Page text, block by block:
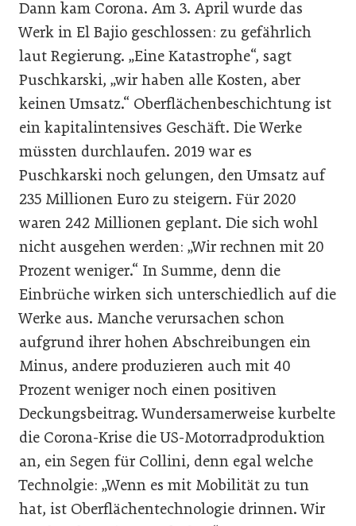
Dann kam Corona. Am 3. April wurde das
Werk in El Bajio geschlossen: zu gefährlich
laut Regierung. „Eine Katastrophe“, sagt
Puschkarski, „wir haben alle Kosten, aber
keinen Umsatz.“ Oberflächenbeschichtung ist
ein kapitalintensives Geschäft. Die Werke
müssten durchlaufen. 2019 war es
Puschkarski noch gelungen, den Umsatz auf
235 Millionen Euro zu steigern. Für 2020
waren 242 Millionen geplant. Die sich wohl
nicht ausgehen werden: „Wir rechnen mit 20
Prozent weniger.“ In Summe, denn die
Einbrüche wirken sich unterschiedlich auf die
Werke aus. Manche verursachen schon
aufgrund ihrer hohen Abschreibungen ein
Minus, andere produzieren auch mit 40
Prozent weniger noch einen positiven
Deckungsbeitrag. Wundersamerweise kurbelte
die Corona-Krise die US-Motorradproduktion
an, ein Segen für Collini, denn egal welche
Technolgie: „Wenn es mit Mobilität zu tun
hat, ist Oberflächentechnologie drinnen. Wir